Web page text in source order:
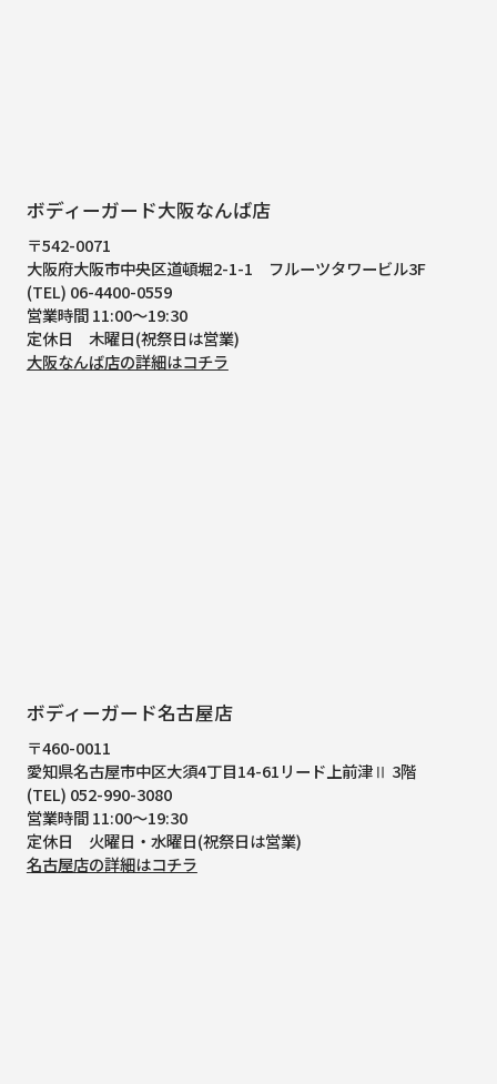
ボディーガード大阪なんば店
〒542-0071
大阪府大阪市中央区道頓堀2-1-1
フルーツタワービル3F
(TEL) 06-4400-0559
営業時間 11:00～19:30
定休日 木曜日(祝祭日は営業)
大阪なんば店の詳細はコチラ
ボディーガード名古屋店
〒460-0011
愛知県名古屋市中区大須4丁目14-61リード上前津Ⅱ 3階
(TEL) 052-990-3080
営業時間 11:00～19:30
定休日 火曜日・水曜日(祝祭日は営業)
名古屋店の詳細はコチラ